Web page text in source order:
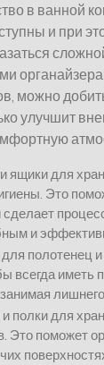
в ванной
и при
можно
улучшит
ящики для
Это
и
полотенец
всегда иметь
полки для
Это поможет